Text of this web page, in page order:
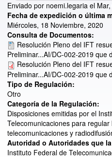
Enviado por noemi.legaria el
Fecha de expedición o última
Miércoles, 18 Noviembre, 2020
Consulta de Documentos:
Resolución Pleno del IFT
Preliminar...AI/DC-002-2019 que
Resolución Pleno del IFT
Preliminar...AI/DC-002-2019 que
Tipo de Regulación:
Otro
Categoría de la Regulación:
Disposiciones emitidas por el
Telecomunicaciones para
telecomunicaciones y
Autoridad o Autoridades que
Instituto Federal de